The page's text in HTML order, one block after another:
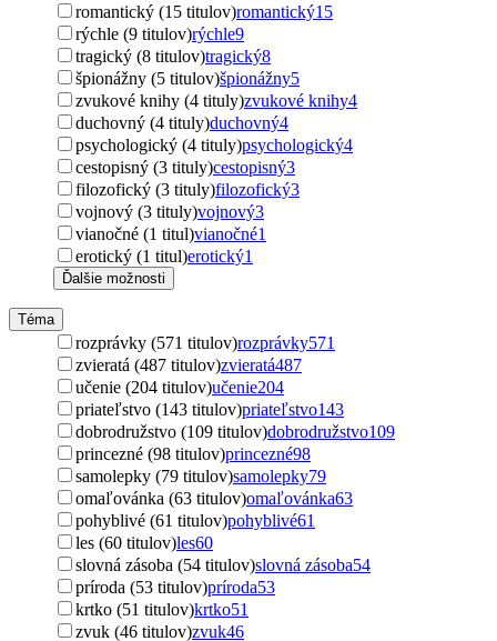
romantický (15 titulov)romantický15
rýchle (9 titulov)rýchle9
tragický (8 titulov)tragický8
špionážny (5 titulov)špionážny5
zvukové knihy (4 tituly)zvukové knihy4
duchovný (4 tituly)duchovný4
psychologický (4 tituly)psychologický4
cestopisný (3 tituly)cestopisný3
filozofický (3 tituly)filozofický3
vojnový (3 tituly)vojnový3
vianočné (1 titul)vianočné1
erotický (1 titul)erotický1
Ďalšie možnosti
Téma
rozprávky (571 titulov)rozprávky571
zvieratá (487 titulov)zvieratá487
učenie (204 titulov)učenie204
priateľstvo (143 titulov)priateľstvo143
dobrodružstvo (109 titulov)dobrodružstvo109
princezné (98 titulov)princezné98
samolepky (79 titulov)samolepky79
omaľovánka (63 titulov)omaľovánka63
pohyblivé (61 titulov)pohyblivé61
les (60 titulov)les60
slovná zásoba (54 titulov)slovná zásoba54
príroda (53 titulov)príroda53
krtko (51 titulov)krtko51
zvuk (46 titulov)zvuk46